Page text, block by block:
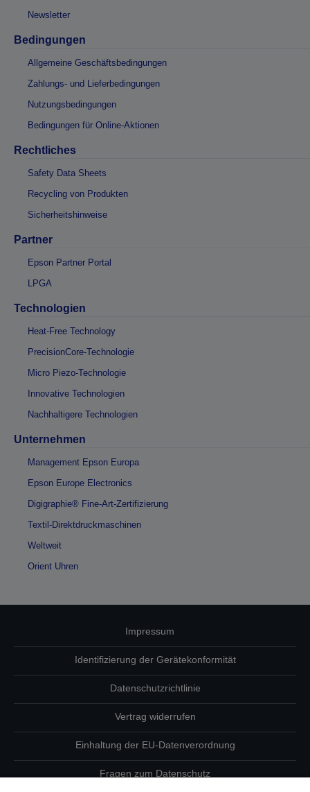
Newsletter
Bedingungen
Allgemeine Geschäftsbedingungen
Zahlungs- und Lieferbedingungen
Nutzungsbedingungen
Bedingungen für Online-Aktionen
Rechtliches
Safety Data Sheets
Recycling von Produkten
Sicherheitshinweise
Partner
Epson Partner Portal
LPGA
Technologien
Heat-Free Technology
PrecisionCore-Technologie
Micro Piezo-Technologie
Innovative Technologien
Nachhaltigere Technologien
Unternehmen
Management Epson Europa
Epson Europe Electronics
Digigraphie® Fine-Art-Zertifizierung
Textil-Direktdruckmaschinen
Weltweit
Orient Uhren
Impressum
Identifizierung der Gerätekonformität
Datenschutzrichtlinie
Vertrag widerrufen
Einhaltung der EU-Datenverordnung
Fragen zum Datenschutz